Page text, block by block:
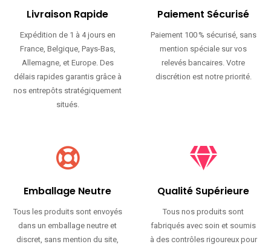
Livraison Rapide
Expédition de 1 à 4 jours en
France, Belgique, Pays-Bas,
Allemagne, et Europe. Des
délais rapides garantis grâce à
nos entrepôts stratégiquement
situés.
Paiement Sécurisé
Paiement 100 % sécurisé, sans
mention spéciale sur vos
relevés bancaires. Votre
discrétion est notre priorité.
Emballage Neutre
Tous les produits sont envoyés
dans un emballage neutre et
discret, sans mention du site,
Qualité Supérieure
Tous nos produits sont
fabriqués avec soin et soumis
à des contrôles rigoureux pour